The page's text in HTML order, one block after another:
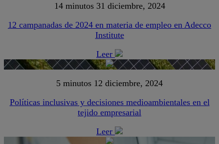
14 minutos 31 diciembre, 2024
12 campanadas de 2024 en materia de empleo en Adecco
Institute
Leer
5 minutos 12 diciembre, 2024
Políticas inclusivas y decisiones medioambientales en el
tejido empresarial
Leer